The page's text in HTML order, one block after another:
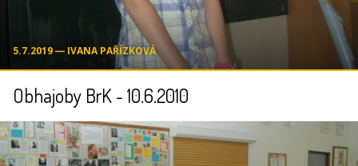
5.7.2019 ― IVANA PAŘÍZKOVÁ
Obhajoby BrK - 10.6.2010